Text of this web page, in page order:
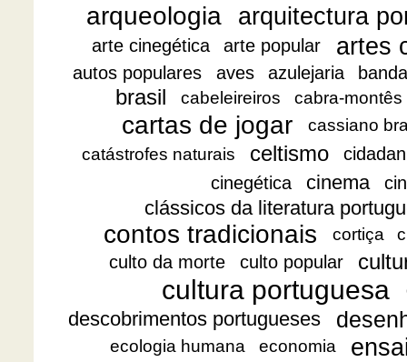
arqueologia arquitectura
arte cinegética arte popular artes
autos populares aves azulejaria
brasil cabeleireiros cabra-montês
cartas de jogar
cassiano
catástrofes naturais
celtismo
cinegética
cinema
clássicos da literatura
contos tradicionais cortiça
culto da morte culto popular
cultura portuguesa
descobrimentos portugueses
ecologia humana economia